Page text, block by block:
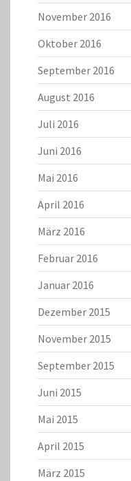
November 2016
Oktober 2016
September 2016
August 2016
Juli 2016
Juni 2016
Mai 2016
April 2016
März 2016
Februar 2016
Januar 2016
Dezember 2015
November 2015
September 2015
Juni 2015
Mai 2015
April 2015
März 2015